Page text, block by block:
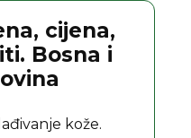
cijena,
Bosna i
kože.